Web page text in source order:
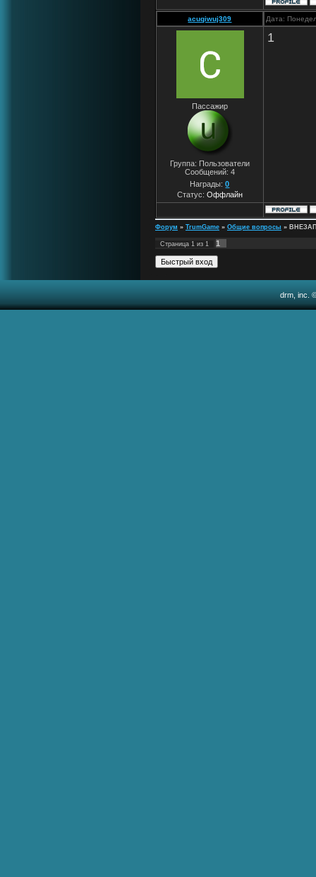
acuqiwuj309 Дата:
Пассажир
Группа: Пользователи
Сообщений: 4
Награды:0
Статус: Оффлайн
1
Форум » TrumGame » Общие вопросы »
Страница 1 из 1 1
drm, inc.